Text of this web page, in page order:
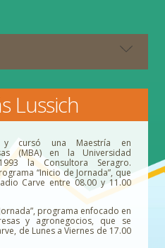
Lussich
y cursó una Maestría en
(MBA) en la Universidad
la Consultora Seragro.
“Inicio de Jornada”, que
Carve entre 08.00 y 11.00
programa enfocado en
y agronegocios, que se
de Lunes a Viernes de 17.00